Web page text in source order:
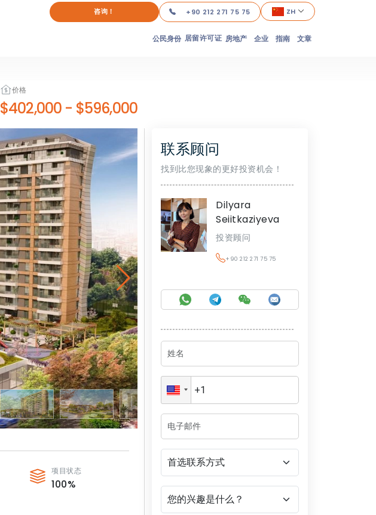
咨询！ +90 212 271 75 75 ZH
公民身份 居留许可证 房地产 企业 指南 文章
价格
$402,000 - $596,000
项目状态
100%
联系顾问
找到比您现象的更好投资机会！
Dilyara
Seiitkaziyeva
投资顾问
+90 212 271 75 75